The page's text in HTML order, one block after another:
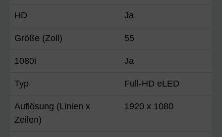
HD Ja
Größe (Zoll) 55
1080i Ja
Typ Full-HD eLED
Auflösung (Linien x
Zeilen)
1920 x 1080